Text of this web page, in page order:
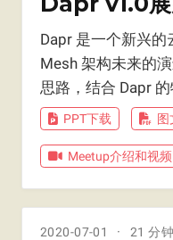
Dapr 是一个新兴
Mesh 架构未来的
思路，结合 Dapr
PPT下载 图
Meetup介绍和视
2020-07-01 21 分